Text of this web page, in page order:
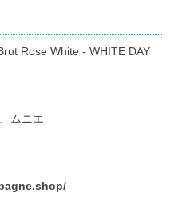
Rose White - WHITE DAY
ムニエ